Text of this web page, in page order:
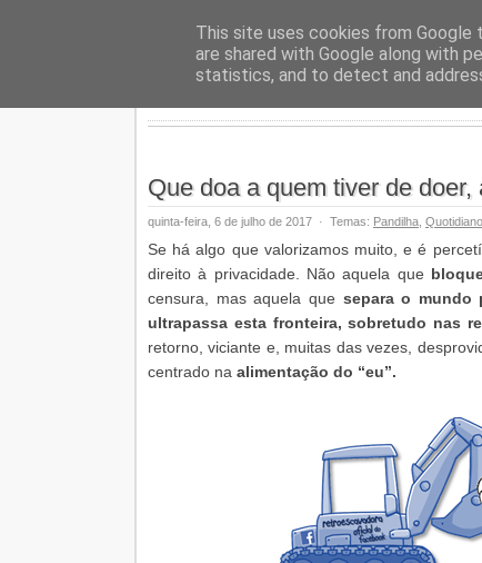
Que doa a quem tiver de doer,
quinta-feira, 6 de julho de 2017 · Temas: Pandilha Quotidiano
Se há algo que valorizamos muito, e é
direito à privacidade. Não aquela que
censura, mas aquela que separa o mundo
ultrapassa esta fronteira, sobretudo nas
retorno, viciante e, muitas das vezes,
centrado na alimentação do “eu”.
This site uses cookies from Google
are shared with Google along with
statistics, and to detect and